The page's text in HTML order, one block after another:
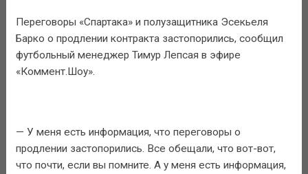
Переговоры «Спартака» и полузащитника Эсекьеля
Барко о продлении контракта застопорились, сообщил
футбольный менеджер Тимур Лепсая в эфире
«Коммент.Шоу».
— У меня есть информация, что переговоры о
продлении застопорились. Все обещали, что вот-вот,
что почти, если вы помните. А у меня есть информация,